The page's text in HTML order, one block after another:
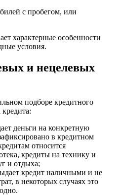
с пробегом, или
характерные особенности
условия.
и нецелевых
подборе кредитного
деньги на конкретную
в кредитном
относится
кредиты на технику и
и отдыха;
кредит наличными и не
в некоторых случаях это